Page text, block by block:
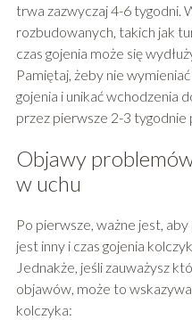
trwa zazwyczaj 4-6 tygodni.
rozbudowanych, takich jak
czas gojenia może się
Pamiętaj, żeby nie
gojenia i unikać wchodzenia
przez pierwsze 2-3 tygodnie
Objawy
w uchu
Po pierwsze, ważne jest,
jest inny i czas gojenia
Jednakże, jeśli zauważysz
objawów, może to
kolczyka: